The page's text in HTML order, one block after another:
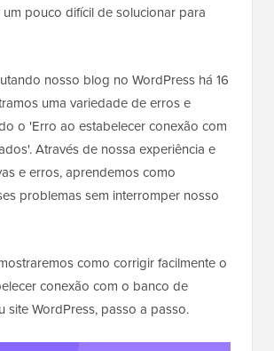
pouco difícil de solucionar para
nosso blog no WordPress há 16
uma variedade de erros e
o 'Erro ao estabelecer conexão com
Através de nossa experiência e
e erros, aprendemos como
problemas sem interromper nosso
como corrigir facilmente o
conexão com o banco de
site WordPress, passo a passo.